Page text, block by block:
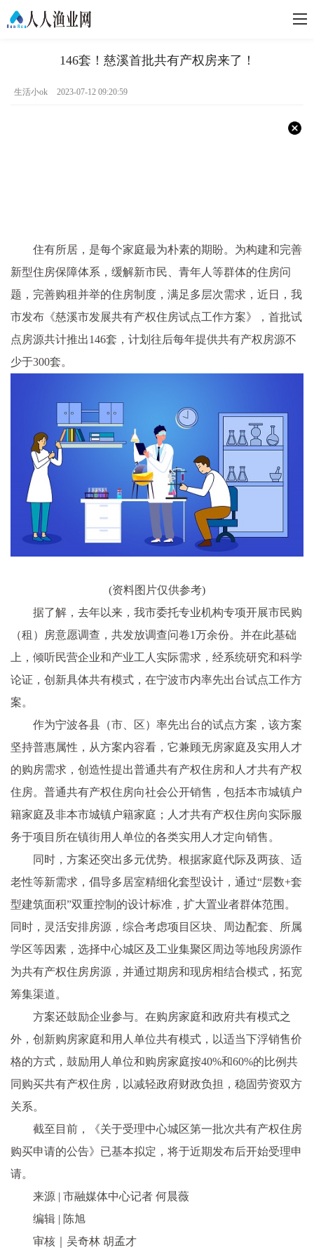
146套！慈溪首批共有产权房来了！
生活小ok 2023-07-12 09:20:59
住有所居，是每个家庭最为朴素的期盼。为构建和完善
新型住房保障体系，缓解新市民、青年人等群体的住房问
题，完善购租并举的住房制度，满足多层次需求，近日，我
市发布《慈溪市发展共有产权住房试点工作方案》， 首批试
点房源共计推出146套，计划往后每年提供共有产权房源不
少于300套。
(资料图片仅供参考)
据了解，去年以来，我市委托专业机构专项开展市民购
（租）房意愿调查，共发放调查问卷1万余份。并在此基础
上，倾听民营企业和产业工人实际需求，经系统研究和科学
论证，创新具体共有模式，在宁波市内率先出台试点工作方
案。
作为宁波各县（市、区）率先出台的试点方案，该方案
坚持普惠属性 ，从方案内容看，它兼顾无房家庭及实用人才
的购房需求，创造性提出普通共有产权住房和人才共有产权
住房。普通共有产权住房向社会公开销售，包括本市城镇户
籍家庭及非本市城镇户籍家庭；人才共有产权住房向实际服
务于项目所在镇街用人单位的各类实用人才定向销售。
同时，方案还突出多元优势。根据家庭代际及两孩、适
老性等新需求，倡导多居室精细化套型设计，通过“层数+套
型建筑面积”双重控制的设计标准，扩大置业者群体范围。
同时，灵活安排房源，综合考虑项目区块、周边配套、所属
学区等因素，选择中心城区及工业集聚区周边等地段房源作
为共有产权住房房源，并通过期房和现房相结合模式，拓宽
筹集渠道。
方案还鼓励企业参与。在购房家庭和政府共有模式之
外，创新购房家庭和用人单位共有模式，以适当下浮销售价
格的方式，鼓励用人单位和购房家庭按40%和60%的比例共
同购买共有产权住房，以减轻政府财政负担，稳固劳资双方
关系。
截至目前，《关于受理中心城区第一批次共有产权住房
购买申请的公告》已基本拟定， 将于近期发布后开始受理申
请。
来源 | 市融媒体中心记者 何晨薇
编辑 | 陈旭
审核｜吴奇林 胡孟才